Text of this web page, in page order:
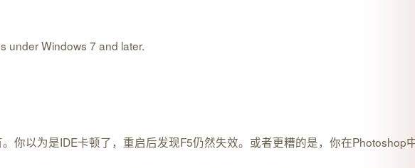
under Windows 7 and later.
你以为是IDE卡顿了，重启后发现F5仍然失效。或者更糟的是，你在